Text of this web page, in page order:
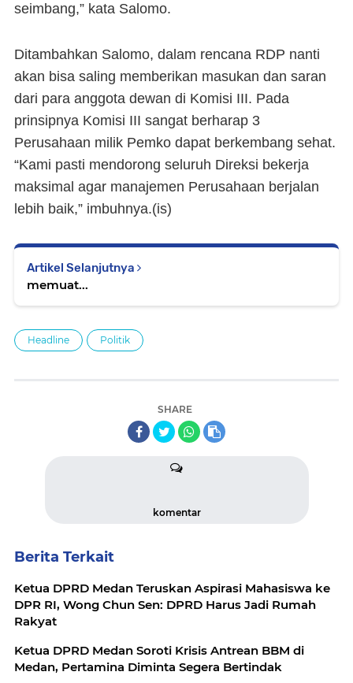
seimbang,” kata Salomo.
Ditambahkan Salomo, dalam rencana RDP nanti
akan bisa saling memberikan masukan dan saran
dari para anggota dewan di Komisi III. Pada
prinsipnya Komisi III sangat berharap 3
Perusahaan milik Pemko dapat berkembang sehat.
“Kami pasti mendorong seluruh Direksi bekerja
maksimal agar manajemen Perusahaan berjalan
lebih baik,” imbuhnya.(is)
Artikel Selanjutnya
memuat...
Headline Politik
SHARE
komentar
Berita Terkait
Ketua DPRD Medan Teruskan Aspirasi Mahasiswa ke
DPR RI, Wong Chun Sen: DPRD Harus Jadi Rumah
Rakyat
Ketua DPRD Medan Soroti Krisis Antrean BBM di
Medan, Pertamina Diminta Segera Bertindak